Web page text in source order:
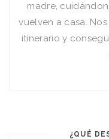
madre,
vuelven a casa.
itinerario y
¿QUÉ